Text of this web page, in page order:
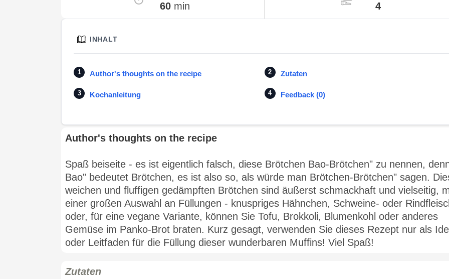
60min 4
INHALT
Author's thoughts on the recipe Zutaten
Kochanleitung Feedback (0)
Author's thoughts on the recipe
Spaß beiseite - es ist eigentlich falsch, diese Brötchen Bao-Brötchen" zu nennen,
Bao" bedeutet Brötchen, es ist also so, als würde man Brötchen-Brötchen" sagen.
weichen und fluffigen gedämpften Brötchen sind äußerst schmackhaft und vielseitig,
einer großen Auswahl an Füllungen - knuspriges Hähnchen, Schweine- oder
oder, für eine vegane Variante, können Sie Tofu, Brokkoli, Blumenkohl oder anderes
Gemüse im Panko-Brot braten. Kurz gesagt, verwenden Sie dieses Rezept nur als
oder Leitfaden für die Füllung dieser wunderbaren Muffins! Viel Spaß!
Zutaten